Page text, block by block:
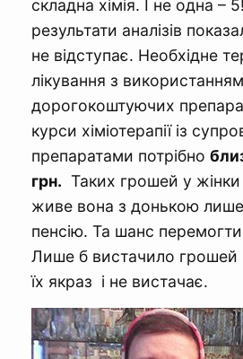
складна хімія. І не одна –
результати аналізів
не відступає. Необхідне
лікування з використанням
дорогокоштуючих
курси хіміотерапії із
препаратами потрібно
грн. Таких грошей у
живе вона з донькою
пенсію. Та шанс
Лише б вистачило грошей
їх якраз і не вистачає.